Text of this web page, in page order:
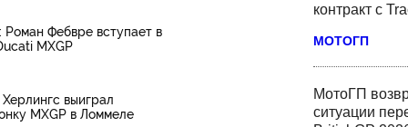
контракт с
МОТОГП
МотоГП
ситуации
Фебвре вступает в
MXGP
выиграл
MXGP в Ломмеле